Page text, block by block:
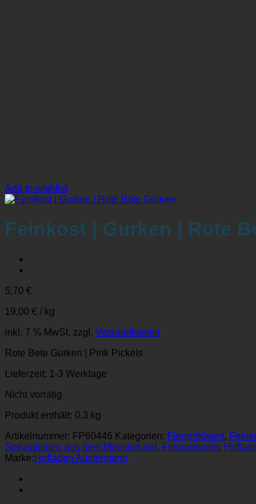
Add to wishlist
Feinkost | Gurken | Rote
5,70 €
19,00 € / kg
inkl. 7 % MwSt. zzgl. Versandkosten
Rote Bete Gurken | Pink Pickels
Lieferzeit: 1-3 Werktage
Nicht vorrätig
Produkt enthält: 0,3 kg
Artikelnummer: FP60446 Kategorien: Fienprööwert,
Speziälitäten aus dem Münsterland, Fienprööwert,
Marke:Hofladen Austermann